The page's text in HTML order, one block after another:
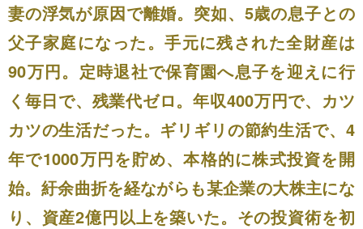
妻の浮気が原因で離婚。突如、5歳の息子との
父子家庭になった。手元に残された全財産は
90万円。定時退社で保育園へ息子を迎えに行
く毎日で、残業代ゼロ。年収400万円で、カツ
カツの生活だった。ギリギリの節約生活で、4
年で1000万円を貯め、本格的に株式投資を開
始。紆余曲折を経ながらも某企業の大株主にな
り、資産2億円以上を築いた。その投資術を初